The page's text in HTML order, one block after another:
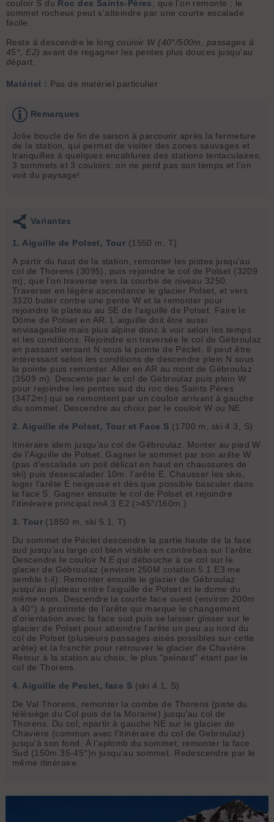
couloir S du Roc des Saints-Pères
, que l'on remonte ; le
sommet rocheux peut s'atteindre par une courte escalade
facile.
Reste à descendre le long couloir W (40°/500m, passages à
45°, E2) avant de regagner les pentes plus douces jusqu'au
départ.
Matériel : Pas de matériel particulier
Remarques
Jolie boucle de fin de saison à parcourir après la fermeture
de la station, qui permet de visiter des zones sauvages et
tranquilles à quelques encablures des stations tentaculaires;
3 sommets et 3 couloirs: on ne perd pas son temps et l'on
voit du paysage!
Variantes
1. Aiguille de Polset, Tour (1550 m, T)
A partir du haut de la station, remonter les pistes jusqu'au
col de Thorens (3095), puis rejoindre le col de Polset (3209
m), que l'on traverse vers la courbe de niveau 3250.
Traverser en légère ascendance le glacier Polset, et vers
3320 buter contre une pente W et la remonter pour
rejoindre le plateau au SE de l'aiguille de Polset. Faire le
Dôme de Polset en AR. L'aiguille doit être aussi
envisageable mais plus alpine donc à voir selon les temps
et les conditions. Rejoindre en traversée le col de Gébroulaz
en passant versant N sous la pointe de Péclet. Il peut être
intéressant selon les conditions de descendre plein N sous
la pointe puis remonter. Aller en AR au mont de Gébroulaz
(3509 m). Descente par le col de Gébroulaz puis plein W
pour rejoindre les pentes sud du roc des Saints Pères
(3472m) qui se remontent par un couloir arrivant à gauche
du sommet. Descendre au choix par le couloir W ou NE.
2. Aiguille de Polset, Tour et Face S (1700 m, ski 4.3, S)
Itinéraire idem jusqu'au col de Gébroulaz. Monter au pied W
de l'Aiguille de Polset. Gagner le sommet par son arête W
(pas d'escalade un poil délicat en haut en chaussures de
ski) puis desescalader 10m. l'arête E. Chausser les skis,
loger l'arête E neigeuse et dès que possible basculer dans
la face S. Gagner ensuite le col de Polset et rejoindre
l'itinéraire principal.nn4.3 E2 (>45°/160m.)
3. Tour(1850 m, ski 5.1, T)
Du sommet de Péclet descendre la partie haute de la face
sud jusqu'au large col bien visible en contrebas sur l'arête.
Descendre le couloir N.E qui débouche à ce col sur le
glacier de Gébroulaz (environ 250M cotation 5.1 E3 me
semble t-il). Remonter ensuite le glacier de Gébroulaz
jusqu'au plateau entre l'aiguille de Polset et le dome du
même nom. Descendre la courte face ouest (environ 200m
à 40°) à proximité de l'arête qui marque le changement
d'orientation avec la face sud puis se laisser glisser sur le
glacier de Polset pour atteindre l'arête un peu au nord du
col de Polset (plusieurs passages aisés possibles sur cette
arête) et la franchir pour retrouver le glacier de Chavière.
Retour à la station au choix, le plus "peinard" étant par le
col de Thorens.
4. Aiguille de Peclet, face S (ski 4.1, S)
De Val Thorens, remonter la combe de Thorens (piste du
télésiège du Col puis de la Moraine) jusqu'au col de
Thorens. Du col, npartir à gauche NE sur le glacier de
Chavière (commun avec l'itinéraire du col de Gebroulaz)
jusqu'à son fond. À l'aplomb du sommet, remonter la face
Sud (150m 35-45°)n jusqu'au sommet. Redescendre par le
même itinéraire.